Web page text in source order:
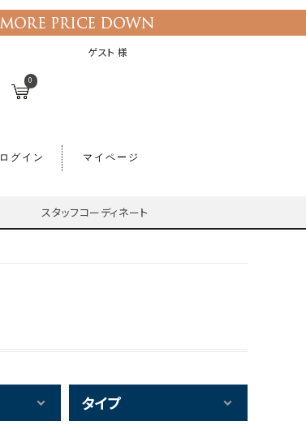
ゲスト 様
0
ログイン マイページ
スタッフコーディネート
タイプ